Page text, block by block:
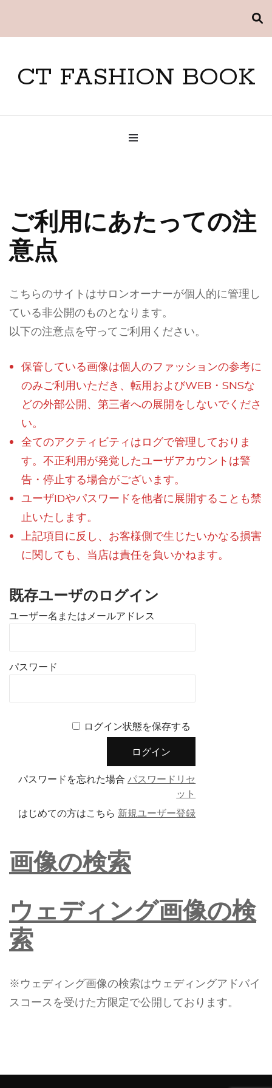
CT FASHION BOOK
ご利用にあたっての注
意点
こちらのサイトはサロンオーナーが個人的に管理し
ている非公開のものとなります。
以下の注意点を守ってご利用ください。
保管している画像は個人のファッションの参考に
のみご利用いただき、転用およびWEB・SNSな
どの外部公開、第三者への展開をしないでくださ
い。
全てのアクティビティはログで管理しておりま
す。不正利用が発覚したユーザアカウントは警
告・停止する場合がございます。
ユーザIDやパスワードを他者に展開することも禁
止いたします。
上記項目に反し、お客様側で生じたいかなる損害
に関しても、当店は責任を負いかねます。
既存ユーザのログイン
ユーザー名またはメールアドレス
パスワード
ログイン状態を保存する
パスワードを忘れた場合パスワードリセ
ット
はじめての方はこちら 新規ユーザー登録
画像の検索
ウェディング画像の検
索
※ウェディング画像の検索はウェディングアドバイ
スコースを受けた方限定で公開しております。